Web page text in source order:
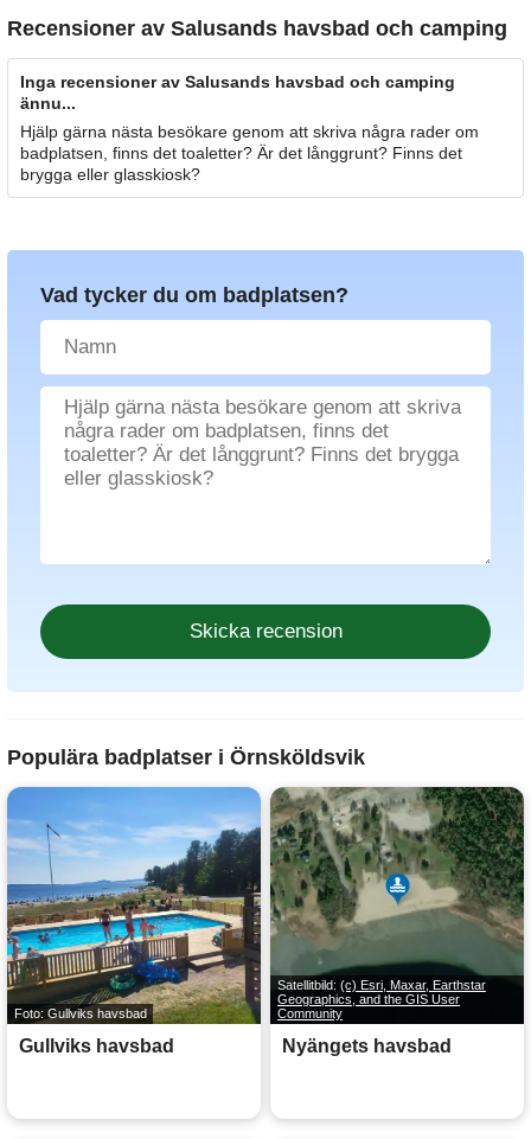
Recensioner av Salusands havsbad och camping
Inga recensioner av Salusands havsbad och camping
ännu...
Hjälp gärna nästa besökare genom att skriva några rader om
badplatsen, finns det toaletter? Är det långgrunt? Finns det
brygga eller glasskiosk?
Vad tycker du om badplatsen?
Populära badplatser i Örnsköldsvik
Foto: Gullviks havsbad
Gullviks havsbad
Satellitbild: (c) Esri, Maxar, Earthstar
Geographics, and the GIS User
Community
Nyängets havsbad